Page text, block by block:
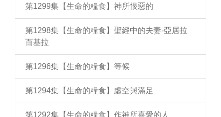
第1299集【生命的糧食】神所恨惡的
第1298集【生命的糧食】聖經中的夫妻-亞居拉
百基拉
第1296集【生命的糧食】等候
第1294集【生命的糧食】虛空與滿足
第1292集【生命的糧食】作神所喜愛的人